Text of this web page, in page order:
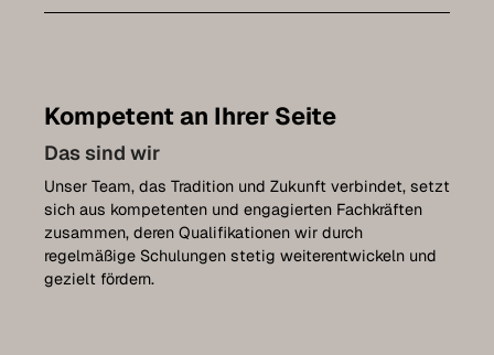
Kompetent an Ihrer Seite
Das sind wir
Unser Team, das Tradition und Zukunft verbindet, setzt
sich aus kompetenten und engagierten Fachkräften
zusammen, deren Qualifikationen wir durch
regelmäßige Schulungen stetig weiterentwickeln und
gezielt fördern.
Ausstellung
Firmengeschichte
Jobs
Partner
Wohnwelten